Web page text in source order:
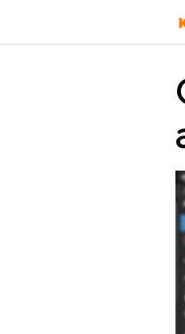
contenido